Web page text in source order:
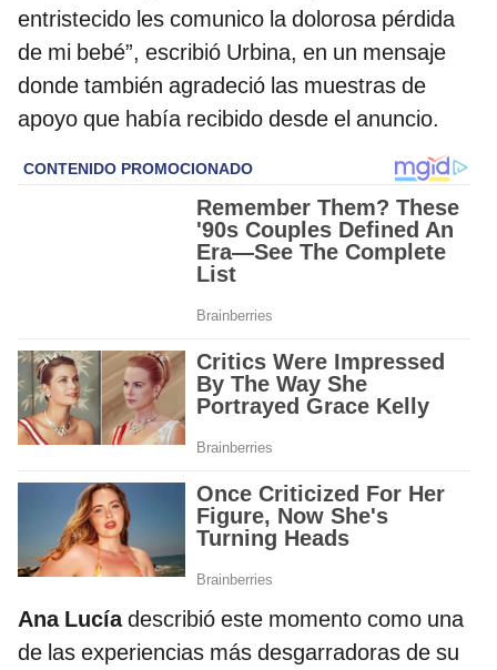
entristecido les comunico la dolorosa pérdida
de mi bebé”, escribió Urbina, en un mensaje
donde también agradeció las muestras de
apoyo que había recibido desde el anuncio.
Ana Lucíadescribió este momento como una
de las experiencias más desgarradoras de su